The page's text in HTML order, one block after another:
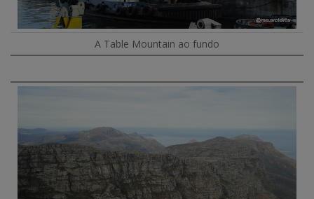
A Table Mountain ao fundo